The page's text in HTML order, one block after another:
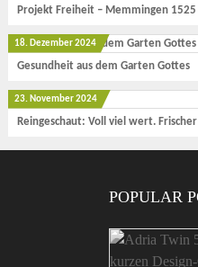
Projekt Freiheit – Memmingen 1525
18. Dezember 2024
Gesundheit aus dem Garten Gottes
23. November 2024
Reingeschaut: Voll viel wert.
POPULAR